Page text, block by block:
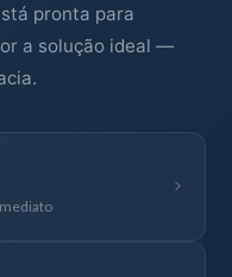
pronta para
a solução ideal —